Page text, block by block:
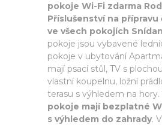
pokoje Wi-Fi zdarma
Příslušenství na přípravu
ve všech pokojích
pokoje jsou vybavené
pokoje v ubytování
mají psací stůl, TV s
vlastní koupelnu, ložní
terasu s výhledem na hory.
pokoje mají bezplatné
s výhledem do zahrady.